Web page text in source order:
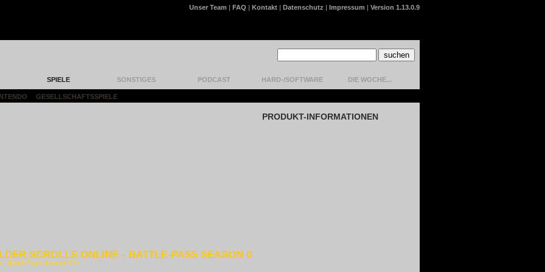
Unser Team | FAQ | Kontakt| Datenschutz | Impressum | Version 1.13.0.9
SPIELE SONSTIGES PODCAST HARD-/SOFTWARE DIE WOCHE...
GESELLSCHAFTSSPIELE
OF AINCRAD - SWORD ART ONLINE
SCROLLS ONLINE - BATTLE-PASS SEASON 0
PRODUKT-INFORMATIONEN